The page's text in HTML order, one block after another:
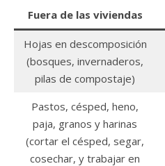
Fuera de las viviendas
Hojas en descomposición
(bosques, invernaderos,
pilas de compostaje)
Pastos, césped, heno,
paja, granos y harinas
(cortar el césped, segar,
cosechar, y trabajar en